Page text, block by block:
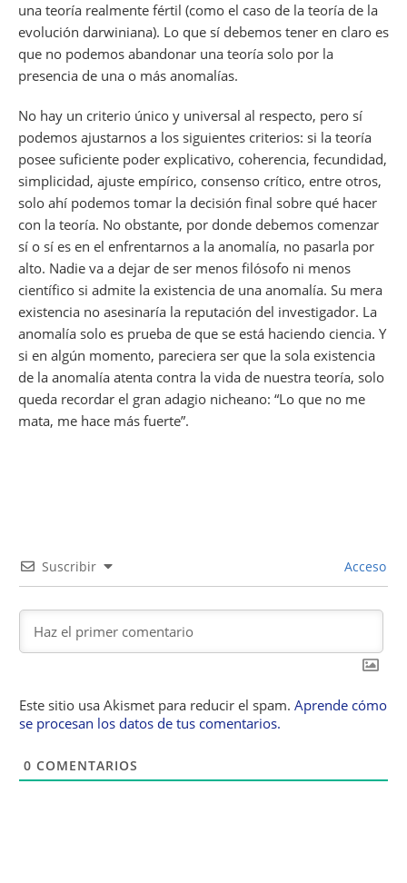
una teoría realmente fértil (como el caso de la teoría de la
evolución darwiniana). Lo que sí debemos tener en claro es
que no podemos abandonar una teoría solo por la
presencia de una o más anomalías.
No hay un criterio único y universal al respecto, pero sí
podemos ajustarnos a los siguientes criterios: si la teoría
posee suficiente poder explicativo, coherencia, fecundidad,
simplicidad, ajuste empírico, consenso crítico, entre otros,
solo ahí podemos tomar la decisión final sobre qué hacer
con la teoría. No obstante, por donde debemos comenzar
sí o sí es en el enfrentarnos a la anomalía, no pasarla por
alto. Nadie va a dejar de ser menos filósofo ni menos
científico si admite la existencia de una anomalía. Su mera
existencia no asesinaría la reputación del investigador. La
anomalía solo es prueba de que se está haciendo ciencia. Y
si en algún momento, pareciera ser que la sola existencia
de la anomalía atenta contra la vida de nuestra teoría, solo
queda recordar el gran adagio nicheano: “Lo que no me
mata, me hace más fuerte”.
Suscribir Acceso
Este sitio usa Akismet para reducir el spam. Aprende cómo
se procesan los datos de tus comentarios.
0 COMENTARIOS